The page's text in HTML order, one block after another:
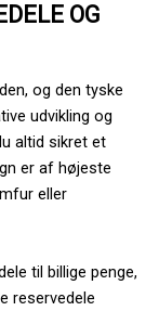
OG
og den tyske
udvikling og
altid sikret et
er af højeste
eller
til billige penge,
reservedele